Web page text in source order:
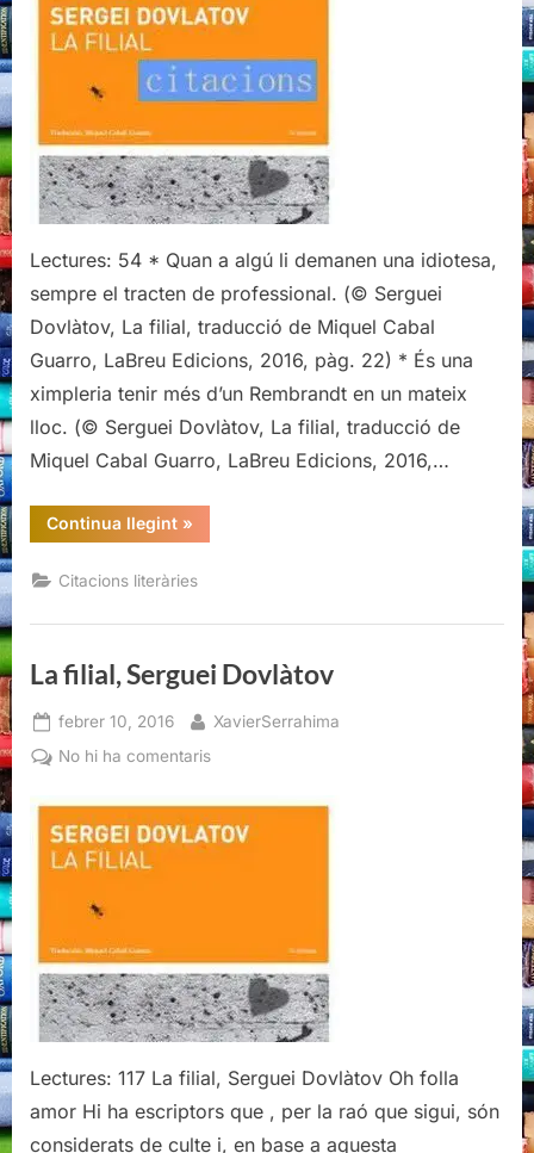
de
filial,
Serguei
Lectures: 54 * Quan a algú li demanen una idiotesa,
sempre el tracten de professional. (© Serguei
Dovlàtov, La filial, traducció de Miquel Cabal
Guarro, LaBreu Edicions, 2016, pàg. 22) * És una
ximpleria tenir més d’un Rembrandt en un mateix
lloc. (© Serguei Dovlàtov, La filial, traducció de
Miquel Cabal Guarro, LaBreu Edicions, 2016,…
Continua llegint“Citacions
literàries
La
filial,
Dovlàtov”
»
Citacions literàries
La filial, Serguei Dovlàtov
Posted
on
febrer 10, 2016 By
XavierSerrahima
No hi ha comentarisa
filial,
Serguei
Lectures: 117 La filial, Serguei Dovlàtov Oh folla
amor Hi ha escriptors que , per la raó que sigui, són
considerats de culte i, en base a aquesta